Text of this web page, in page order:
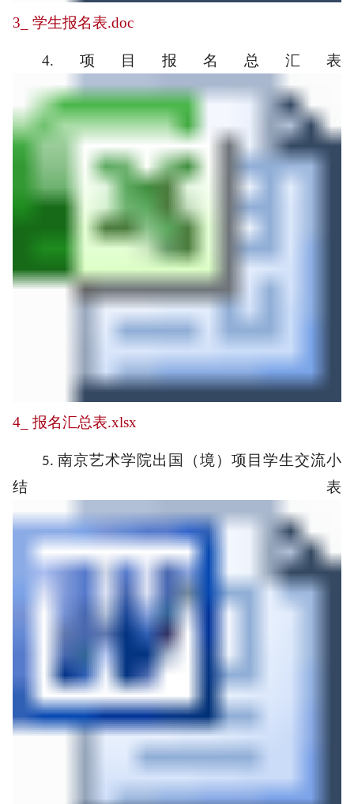
3_ 学生报名表.doc
4. 项目报名总汇表
4_ 报名汇总表.xlsx
5. 南京艺术学院出国（境）项目学生交流小
结 表